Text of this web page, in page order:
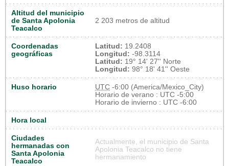
Altitud del municipio
de Santa Apolonia
Teacalco
2 203 metros de altitud
Coordenadas
geográficas
Latitud: 19.2408
Longitud: -98.3114
Latitud: 19° 14' 27'' Norte
Longitud: 98° 18' 41'' Oeste
Huso horario UTC -6:00 (America/Mexico_City)
Horario de verano : UTC -5:00
Horario de invierno : UTC -6:00
Hora local
Ciudades
hermanadas con
Santa Apolonia
Teacalco
Actualmente, el municipio de Santa
Apolonia Teacalco no tiene
hermanamiento